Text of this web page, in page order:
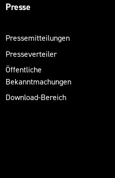
Presse
Pressemitteilungen
Presseverteiler
Öffentliche
Bekanntmachungen
Download-Bereich